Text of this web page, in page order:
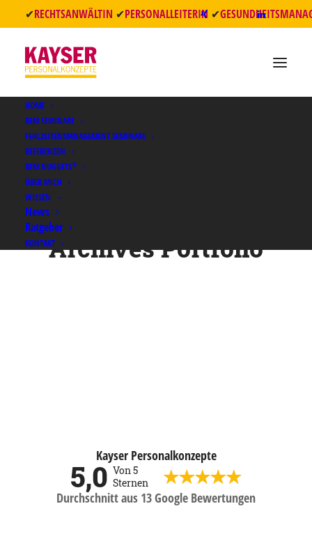
✔RECHTSANWÄLTIN ✔PERSONALLEITERIN ✔
HOME
BEM SEMINARE
FEHLZEITENMANAGEMENT SEMINARE
REFERENZEN
BEM NUGGETS®
ÜBER MICH
WISSEN
News
Ratgeber
KONTAKTArchives Portfolio
Kayser Personalkonzepte
5,0 Von 5
Sternen
Durchschnitt aus 13 Google Bewertungen